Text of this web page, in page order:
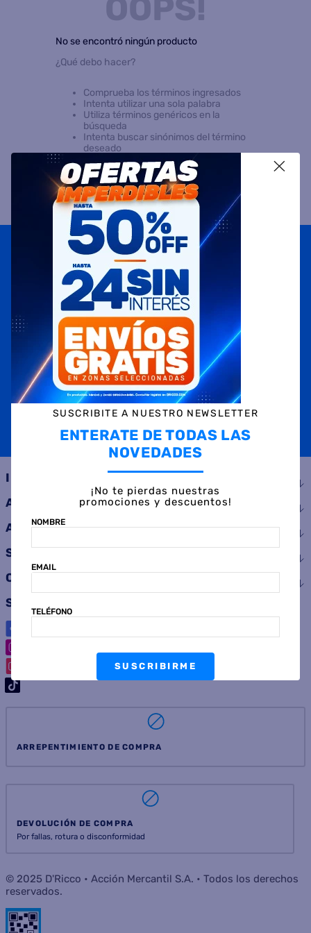
OOPS!
No se encontró ningún producto
¿Qué debo hacer?
Comprueba los términos ingresados
Intenta utilizar una sola palabra
Utiliza términos genéricos en la
búsqueda
Intenta buscar sinónimos del término
deseado
Suscribite anuestras novedades
OBTENÉ 5% DE DESCUENTO EN TU PRIMERA COMPRA
¡Con tu suscripción enterate de todas las mejores
promociones y ofertas en D'RICCO.COM!
TELÉFONO
SUSCRIBIRME
INSTITUCIONAL
AYUDA
ATENCIÓN AL CLIENTE
SERVICIOS
CONSUMIDOR
SEGUINOS
ARREPENTIMIENTO DE COMPRA
DEVOLUCIÓN DE COMPRA
Por fallas, rotura o disconformidad
© 2025 D'Ricco • Acción Mercantil S.A. • Todos los derechos
reservados.
X
SUSCRIBITE A NUESTRO NEWSLETTER
ENTERATE DE TODAS LAS
NOVEDADES
¡No te pierdas nuestras
promociones y descuentos!
NOMBRE
EMAIL
TELÉFONO
SUSCRIBIRME
9.